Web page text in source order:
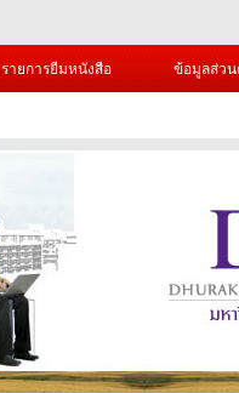
รายการยืมหนังสือ ข้อมูลส่ว